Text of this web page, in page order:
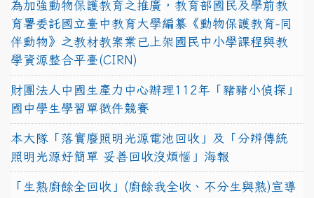
為加強動物保護教育之推廣，教育部國民及學前教
育署委託國立臺中教育大學編纂《動物保護教育-同
伴動物》之教材教案業已上架國民中小學課程與教
學資源整合平臺(CIRN)
財團法人中國生產力中心辦理112年「豬豬小偵探」
國中學生學習單徵件競賽
本大隊「落實廢照明光源電池回收」及「分辨傳統
照明光源好簡單 妥善回收沒煩惱」海報
「生熟廚餘全回收」(廚餘我全收、不分生與熟)宣導